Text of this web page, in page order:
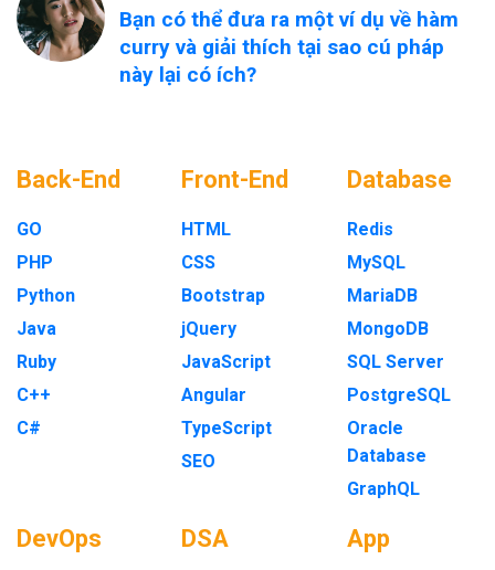
Bạn có thể đưa ra một ví dụ về hàm
curry và giải thích tại sao cú pháp
này lại có ích?
Back-End
GO
PHP
Python
Java
Ruby
C++
C#
Front-End
HTML
CSS
Bootstrap
jQuery
JavaScript
Angular
TypeScript
SEO
Database
Redis
MySQL
MariaDB
MongoDB
SQL Server
PostgreSQL
Oracle
Database
GraphQL
DevOps DSA App